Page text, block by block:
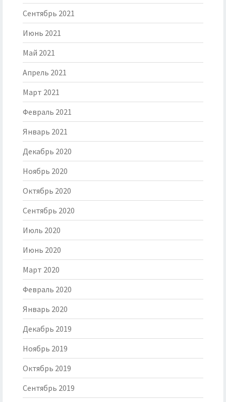
Сентябрь 2021
Июнь 2021
Май 2021
Апрель 2021
Март 2021
Февраль 2021
Январь 2021
Декабрь 2020
Ноябрь 2020
Октябрь 2020
Сентябрь 2020
Июль 2020
Июнь 2020
Март 2020
Февраль 2020
Январь 2020
Декабрь 2019
Ноябрь 2019
Октябрь 2019
Сентябрь 2019